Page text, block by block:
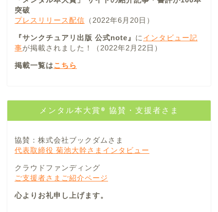
突破
プレスリリース配信 （2022年6月20日）
『サンクチュアリ出版 公式note』 に インタビュー記
事が掲載されました！（2022年2月22日）
掲載一覧はこちら
メンタル本大賞® 協賛・支援者さま
協賛：株式会社ブックダムさま
代表取締役 菊池大幹さまインタビュー
クラウドファンディング
ご支援者さまご紹介ページ
心よりお礼申し上げます。